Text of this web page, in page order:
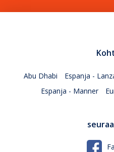
Abu Dhabi Espanja -
Espanja - Manner